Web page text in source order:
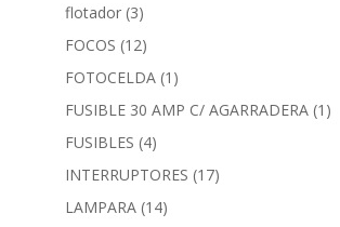
flotador (3)
FOCOS (12)
FOTOCELDA (1)
FUSIBLE 30 AMP C/ AGARRADERA (1)
FUSIBLES (4)
INTERRUPTORES (17)
LAMPARA (14)